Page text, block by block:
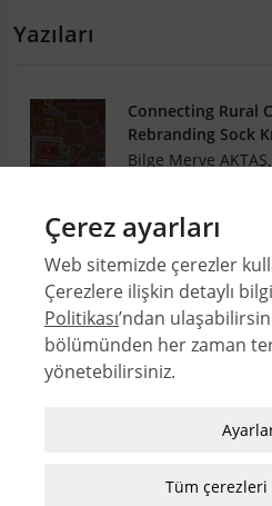
Yazıları
36-2
Connecting Rural
Rebranding Sock
Bilge Merve AKTAŞ,
DOI: 10.4305/
.PDF
Çerez ayarları
Web sitemizde çerezler
Çerezlere ilişkin detaylı
Politikası’ndan
bölümünden her zaman
yönetebilirsiniz.
Zorunlu / Teknik Çerezler
özelliklerindenTüm
© 2026 Orta Doğu Teknik
Yazarlar
MFD Yazı